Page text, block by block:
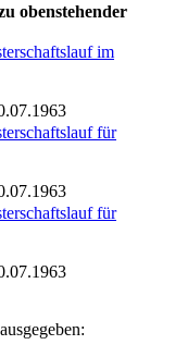
obenstehender
im
für
für